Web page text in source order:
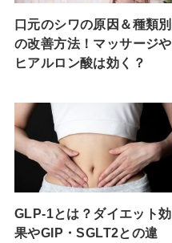
口元のシワの原因＆種類別
の改善方法！マッサージや
ヒアルロン酸は効く？
GLP-1とは？ダイエット効
果やGIP・SGLT2との違